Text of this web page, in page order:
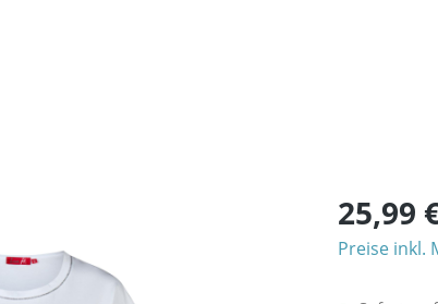
25,99
Preise inkl.